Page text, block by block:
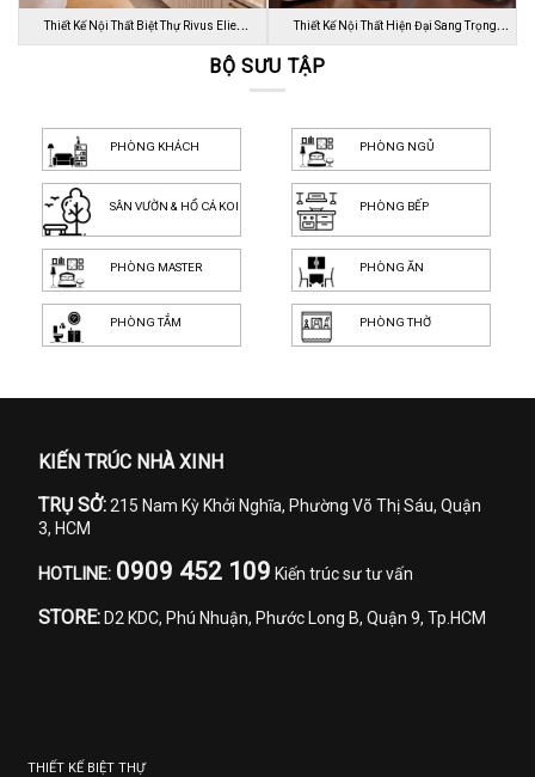
Thiết Kế Nội Thất Biệt Thự Rivus Elie Thiết Kế Nội Thất Hiện Đại Sang Trọng
Dự…
BỘ SƯU TẬP
PHÒNG KHÁCH PHÒNG NGỦ
SÂN VƯỜN & HỒ CÁ KOI PHÒNG BẾP
PHÒNG MASTER PHÒNG ĂN
PHÒNG TẮM PHÒNG THỜ
KIẾN TRÚC NHÀ XINH
TRỤ SỞ: 215 Nam Kỳ Khởi Nghĩa, Phường Võ Thị Sáu, Quận
3, HCM
HOTLINE: 0909 452 109 Kiến trúc sư tư vấn
STORE: D2 KDC, Phú Nhuận, Phước Long B, Quận 9, Tp.HCM
THIẾT KẾ BIỆT THỰ